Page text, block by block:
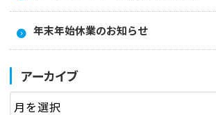
年末年始休業のお知らせ
アーカイブ